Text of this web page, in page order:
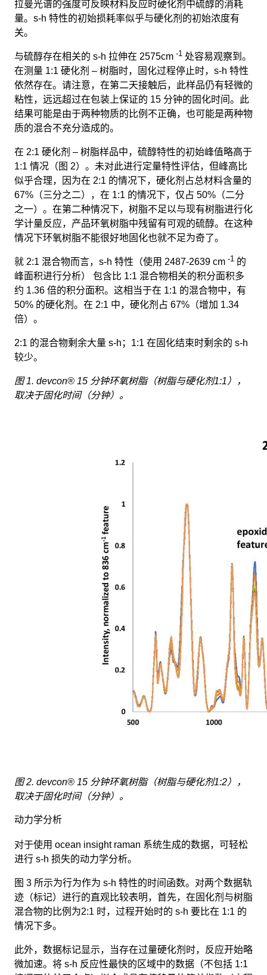
拉曼光谱的强度可反映材料反应时硬化剂中硫醇的消耗
量。s-h 特性的初始损耗率似乎与硬化剂的初始浓度有
关。
与硫醇存在相关的 s-h 拉伸在 2575cm -1 处容易观察到。
在测量 1:1 硬化剂 – 树脂时，固化过程停止时，s-h 特性
依然存在。请注意，在第二天接触后，此样品仍有轻微的
粘性，远远超过在包装上保证的 15 分钟的固化时间。此
结果可能是由于两种物质的比例不正确，也可能是两种物
质的混合不充分造成的。
在 2:1 硬化剂 – 树脂样品中，硫醇特性的初始峰值略高于
1:1 情况（图 2）。未对此进行定量特性评估，但峰高比
似乎合理，因为在 2:1 的情况下，硬化剂占总材料含量的
67%（三分之二），在 1:1 的情况下，仅占 50%（二分
之一）。在第二种情况下，树脂不足以与现有树脂进行化
学计量反应，产品环氧树脂中残留有可观的硫醇。在这种
情况下环氧树脂不能很好地固化也就不足为奇了。
就 2:1 混合物而言，s-h 特性（使用 2487-2639 cm -1 的
峰面积进行分析） 包含比 1:1 混合物相关的积分面积多
约 1.36 倍的积分面积。这相当于在 1:1 的混合物中，有
50% 的硬化剂。在 2:1 中，硬化剂占 67%（增加 1.34
倍）。
2:1 的混合物剩余大量 s-h；1:1 在固化结束时剩余的 s-h
较少。
图 1. devcon® 15 分钟环氧树脂（树脂与硬化剂1:1），
取决于固化时间（分钟）。
图 2. devcon® 15 分钟环氧树脂（树脂与硬化剂1:2），
取决于固化时间（分钟）。
动力学分析
对于使用 ocean insight raman 系统生成的数据，可轻松
进行 s-h 损失的动力学分析。
图 3 所示为行为作为 s-h 特性的时间函数。对两个数据轨
迹（标记）进行的直观比较表明，首先，在固化剂与树脂
混合物的比例为2:1 时，过程开始时的 s-h 要比在 1:1 的
情况下多。
此外，数据标记显示，当存在过量硬化剂时，反应开始略
微加速。将 s-h 反应性最快的区域中的数据（不包括 1:1